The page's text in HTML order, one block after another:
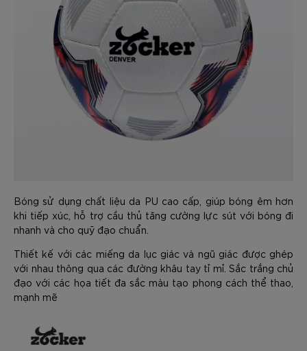
Bóng sử dụng chất liệu da PU cao cấp, giúp bóng êm hơn
khi tiếp xúc, hỗ trợ cầu thủ tăng cường lực sút với bóng đi
nhanh và cho quỹ đạo chuẩn.
Thiết kế với các miếng da lục giác và ngũ giác được ghép
với nhau thông qua các đường khâu tay tỉ mỉ. Sắc trắng chủ
đạo với các họa tiết đa sắc màu tạo phong cách thể thao,
mạnh mẽ